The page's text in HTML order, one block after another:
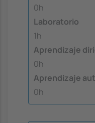
0h
Laboratorio
1h
Aprendizaje
0h
Aprendizaje
0h